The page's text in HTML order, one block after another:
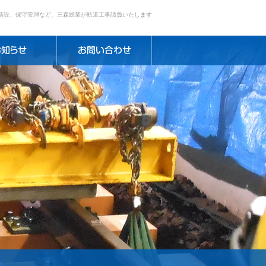
設、保守管理など、三森総業が軌道工事請負いたします